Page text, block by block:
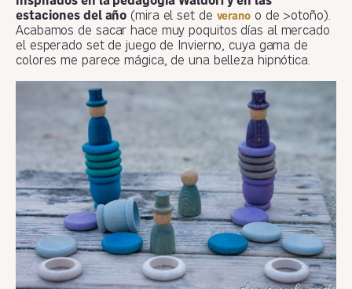
estaciones del año (mira el set de veranoo de >otoño).
Acabamos de sacar hace muy poquitos días al mercado
el esperado set de juego de Invierno, cuya gama de
colores me parece mágica, de una belleza hipnótica.